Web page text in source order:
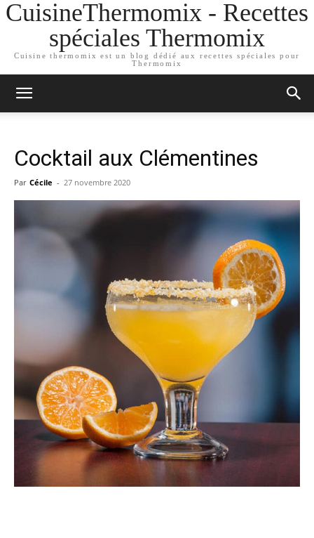
CuisineThermomix - Recettes
spéciales Thermomix
Cuisine thermomix est un blog dédié aux recettes spéciales pour
Thermomix
Cocktail aux Clémentines
Par Cécile - 27 novembre 2020